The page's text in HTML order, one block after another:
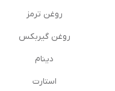
روغن ترمز
روغن گیربكس
دینام
استارت